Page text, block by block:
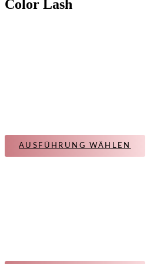
Color Lash
AUSFÜHRUNG WÄHLEN